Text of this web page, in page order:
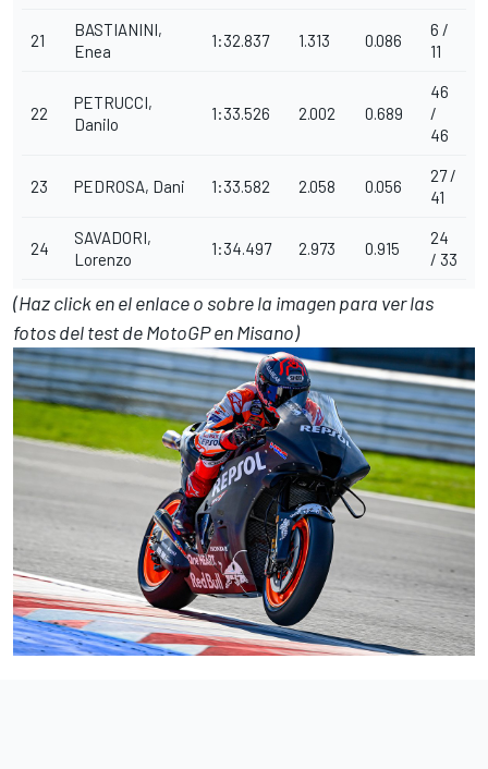
21
BASTIANINI,
Enea
1:32.837 1.313 0.086
6 /
11
22
PETRUCCI,
Danilo
1:33.526 2.002 0.689
46
/
46
23 PEDROSA, Dani 1:33.582 2.058 0.056
27 /
41
24
SAVADORI,
Lorenzo
1:34.497 2.973 0.915
24
/ 33
(Haz click en el enlace o sobre la imagen para ver las
fotos del test de MotoGP en Misano)